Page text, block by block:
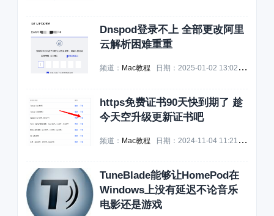
Dnspod登录不上 全部更改阿里
云解析困难重重
频道： Mac教程 日期： 2025-01-02 13:02:45
https免费证书90天快到期了 趁
今天空升级更新证书吧
频道： Mac教程 日期： 2024-11-04 11:21:39
TuneBlade能够让HomePod在
Windows上没有延迟不论音乐
电影还是游戏